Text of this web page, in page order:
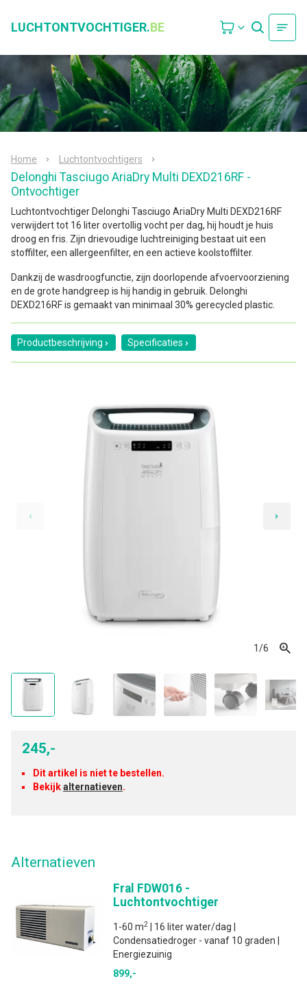
LUCHTONTVOCHTIGER.BE
Home Luchtontvochtigers
Delonghi Tasciugo AriaDry Multi DEXD216RF -
Ontvochtiger
Luchtontvochtiger Delonghi Tasciugo AriaDry Multi DEXD216RF
verwijdert tot 16 liter overtollig vocht per dag, hij houdt je huis
droog en fris. Zijn drievoudige luchtreiniging bestaat uit een
stoffilter, een allergeenfilter, en een actieve koolstoffilter.
Dankzij de wasdroogfunctie, zijn doorlopende afvoervoorziening
en de grote handgreep is hij handig in gebruik. Delonghi
DEXD216RF is gemaakt van minimaal 30% gerecycled plastic.
Productbeschrijving Specificaties
1/6
245,-
Dit artikel is niet te bestellen.
Bekijkalternatieven.
Alternatieven
Fral FDW016 -
Luchtontvochtiger
1-60 m2
| 16 liter water/dag |
Condensatiedroger - vanaf 10 graden |
Energiezuinig
899,-